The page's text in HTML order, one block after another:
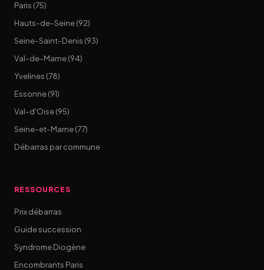
Paris (75)
Hauts-de-Seine (92)
Seine-Saint-Denis (93)
Val-de-Marne (94)
Yvelines (78)
Essonne (91)
Val-d'Oise (95)
Seine-et-Marne (77)
Débarras par commune
RESSOURCES
Prix débarras
Guide succession
Syndrome Diogène
Encombrants Paris